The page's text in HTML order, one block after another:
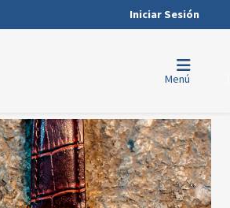
Iniciar Sesión
Menú